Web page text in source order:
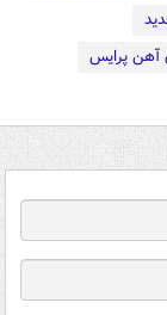
آهن پرایس